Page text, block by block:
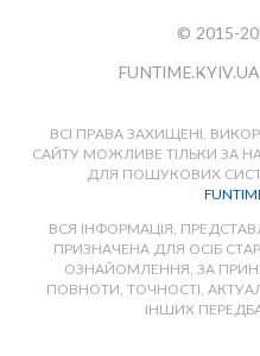
© 2015-
FUNTIME.KYIV.UA
ВСІ ПРАВА ЗАХИЩЕНІ.
САЙТУ МОЖЛИВЕ ТІЛЬКИ ЗА
ДЛЯ ПОШУКОВИХ
ВСЯ ІНФОРМАЦІЯ,
ПРИЗНАЧЕНА ДЛЯ ОСІБ
ОЗНАЙОМЛЕННЯ, ЗА
ПОВНОТИ, ТОЧНОСТІ,
ІНШИХ